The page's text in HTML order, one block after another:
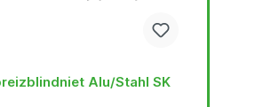
Alu/Stahl SK